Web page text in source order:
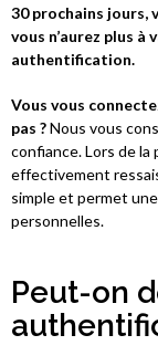
30 prochains jours,
vous n’aurez plus
authentification.
Vous vous
pas ?Nous vous
confiance. Lors de la
effectivement
simple et permet
personnelles.
Peut-on